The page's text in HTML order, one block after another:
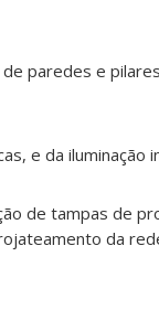
paredes e
e da iluminação
de tampas de
da